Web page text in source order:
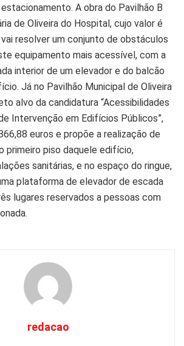
A obra do Pavilhão B
de Oliveira do Hospital, cujo valor é
resolver um conjunto de obstáculos
equipamento mais acessível, com a
interior de um elevador e do balcão
Já no Pavilhão Municipal de Oliveira
alvo da candidatura “Acessibilidades
Intervenção em Edifícios Públicos”,
euros e propõe a realização de
primeiro piso daquele edifício,
sanitárias, e no espaço do ringue,
plataforma de elevador de escada
lugares reservados a pessoas com
redacao